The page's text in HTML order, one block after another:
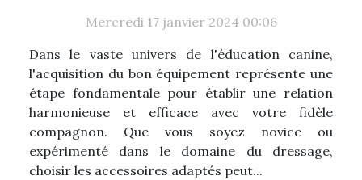
Mercredi 17 janvier 2024 00:06
Dans le vaste univers de l'éducation canine,
l'acquisition du bon équipement représente une
étape fondamentale pour établir une relation
harmonieuse et efficace avec votre fidèle
compagnon. Que vous soyez novice ou
expérimenté dans le domaine du dressage,
choisir les accessoires adaptés peut...